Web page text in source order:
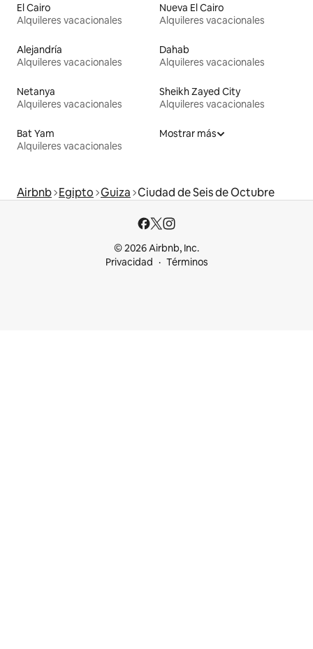
El Cairo
Alquileres vacacionales
Nueva El Cairo
Alquileres vacacionales
Alejandría
Alquileres vacacionales
Dahab
Alquileres vacacionales
Netanya
Alquileres vacacionales
Sheikh Zayed City
Alquileres vacacionales
Bat Yam
Alquileres vacacionales
Mostrar más
Airbnb Egipto Guiza Ciudad de Seis de Octubre
© 2026 Airbnb, Inc.
Privacidad
Términos